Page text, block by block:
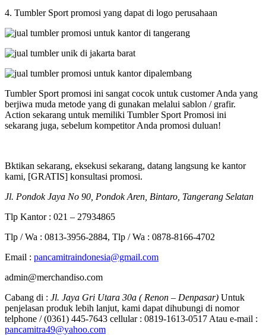
4. Tumbler Sport promosi yang dapat di logo perusahaan
Tumbler Sport promosi ini sangat cocok untuk customer Anda yang
berjiwa muda metode yang di gunakan melalui sablon / grafir.
Action sekarang untuk memiliki Tumbler Sport Promosi ini
sekarang juga, sebelum kompetitor Anda promosi duluan!
Bktikan sekarang, eksekusi sekarang, datang langsung ke kantor
kami, [GRATIS] konsultasi promosi.
Jl. Pondok Jaya No 90, Pondok Aren, Bintaro, Tangerang Selatan
Tlp Kantor : 021 – 27934865
Tlp / Wa : 0813-3956-2884, Tlp / Wa : 0878-8166-4702
Email : pancamitraindonesia@gmail.com
admin@merchandiso.com
Cabang di : Jl. Jaya Gri Utara 30a ( Renon – Denpasar) Untuk
penjelasan produk lebih lanjut, kami dapat dihubungi di nomor
telphone / (0361) 445-7643 cellular : 0819-1613-0517 Atau e-mail :
pancamitra49@yahoo.com